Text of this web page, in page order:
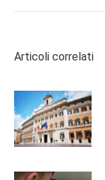
Articoli correlati